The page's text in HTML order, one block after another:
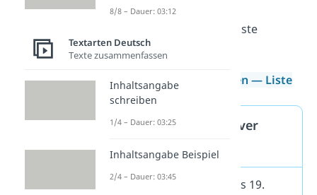
Hier kannst du dir die Liste
herunterladen:
Positive Affirmationen — Liste
Die Anfänge positiver
Affirmationen
Schon gegen Ende des 19.
8/8 – Dauer: 03:12
Textarten Deutsch
Texte zusammenfassen
Inhaltsangabe
schreiben
1/4 – Dauer: 03:25
Inhaltsangabe Beispiel
2/4 – Dauer: 03:45